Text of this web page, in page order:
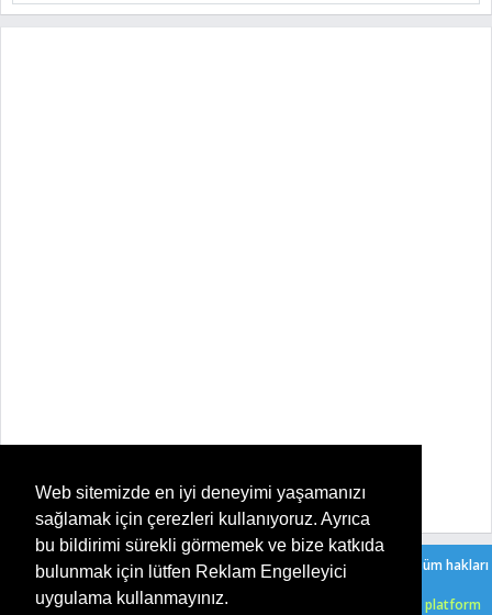
Web sitemizde en iyi deneyimi yaşamanızı
sağlamak için çerezleri kullanıyoruz. Ayrıca
bu bildirimi sürekli görmemek ve bize katkıda
bulunmak için lütfen Reklam Engelleyici
uygulama kullanmayınız.
Copyright ©2026 Şeker Oyun - Her Yaşa Uygun Ücretsiz Oyunlar
. Tüm hakları
Bir Serkan Çelik
sitesidir.
HTML5 oyunlarımızı ücretsiz bir şekilde, işletim sistemi, tarayıcı ve platform